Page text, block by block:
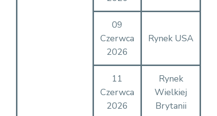
09
Czerwca
2026
Rynek USA
11
Czerwca
2026
Rynek
Wielkiej
Brytanii